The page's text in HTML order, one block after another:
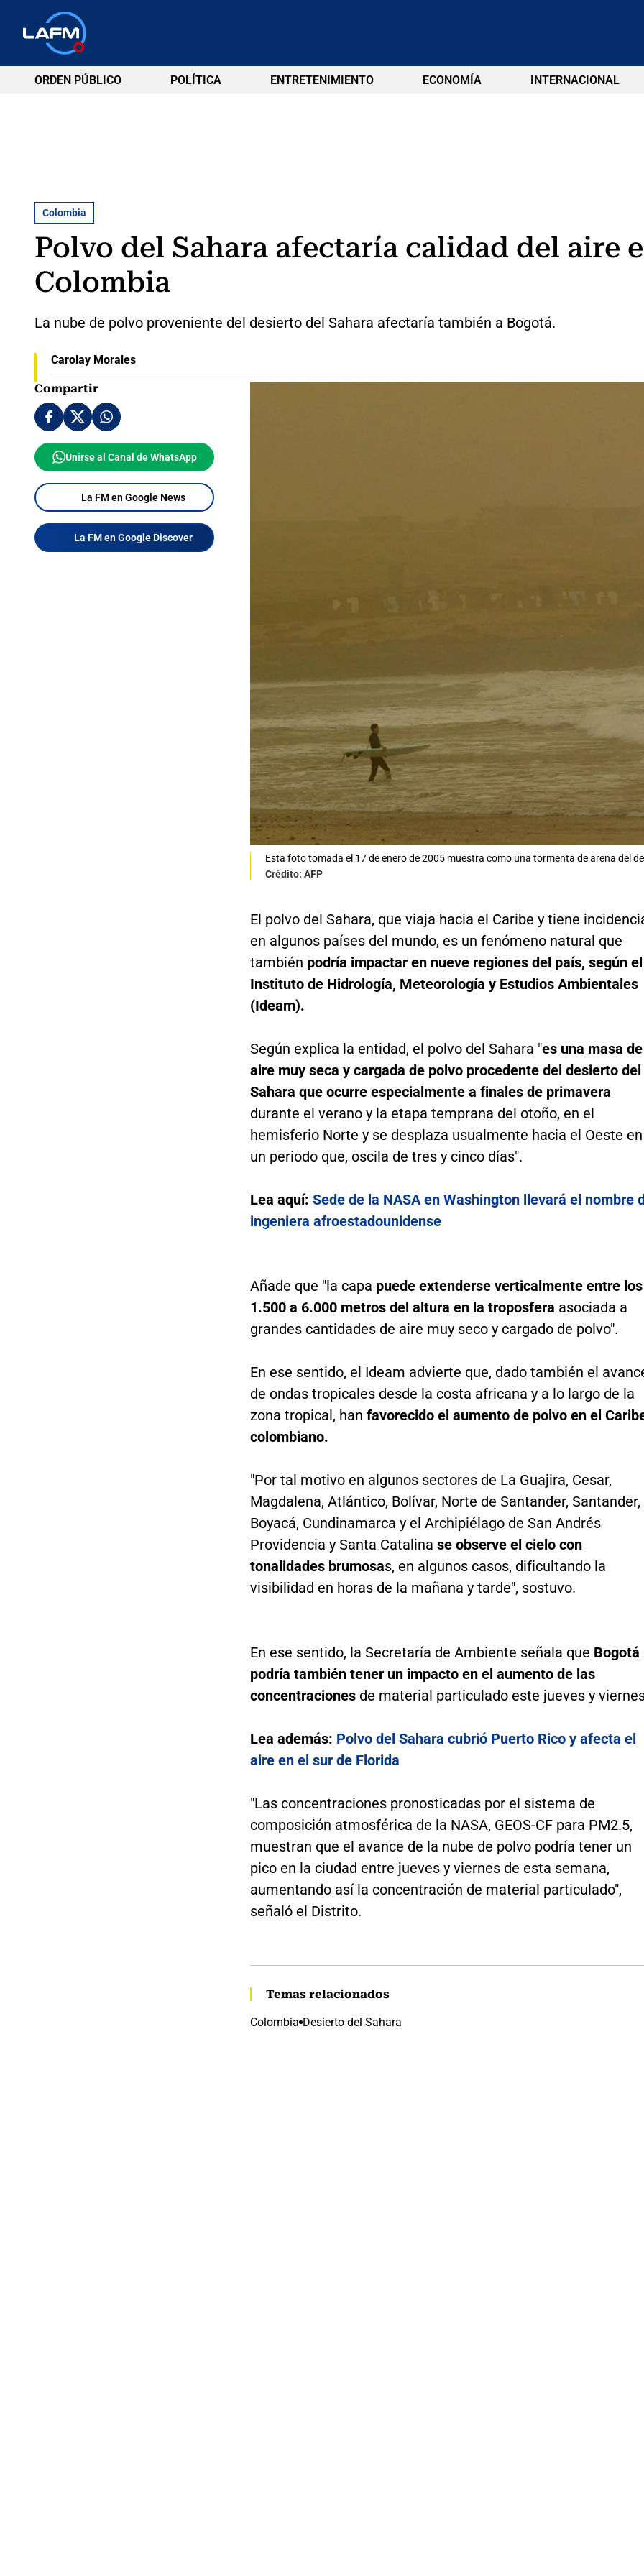
ORDEN PÚBLICO POLÍTICA ENTRETENIMIENTO ECONOMÍA INTERNACIONAL
Colombia
Polvo del Sahara afectaría calidad del aire
Colombia
La nube de polvo proveniente del desierto del Sahara afectaría también a Bogotá.
Carolay Morales
Compartir
Unirse al Canal de WhatsApp
La FM en Google News
La FM en Google Discover
Esta foto tomada el 17 de enero de 2005 muestra como una tormenta de arena del
Crédito: AFP
El polvo del Sahara, que viaja hacia el Caribe y tiene
en algunos países del mundo, es un fenómeno natural que
también podría impactar en nueve regiones del país, según el
Instituto de Hidrología, Meteorología y Estudios Ambientales
(Ideam).
Según explica la entidad, el polvo del Sahara "es una masa de
aire muy seca y cargada de polvo procedente del desierto del
Sahara que ocurre especialmente a finales de primavera
durante el verano y la etapa temprana del otoño, en el
hemisferio Norte y se desplaza usualmente hacia el Oeste en
un periodo que, oscila de tres y cinco días".
Lea aquí: Sede de la NASA en Washington llevará el nombre
ingeniera afroestadounidense
Añade que "la capa puede extenderse verticalmente entre los
1.500 a 6.000 metros del altura en la troposfera asociada a
grandes cantidades de aire muy seco y cargado de polvo".
En ese sentido, el Ideam advierte que, dado también el
de ondas tropicales desde la costa africana y a lo largo de la
zona tropical, han favorecido el aumento de polvo en el
colombiano.
"Por tal motivo en algunos sectores de La Guajira, Cesar,
Magdalena, Atlántico, Bolívar, Norte de Santander, Santander,
Boyacá, Cundinamarca y el Archipiélago de San Andrés
Providencia y Santa Catalina se observe el cielo con
tonalidades brumosas, en algunos casos, dificultando la
visibilidad en horas de la mañana y tarde", sostuvo.
En ese sentido, la Secretaría de Ambiente señala que Bogotá
podría también tener un impacto en el aumento de las
concentracionesde material particulado este jueves y
Lea además: Polvo del Sahara cubrió Puerto Rico y afecta el
aire en el sur de Florida
"Las concentraciones pronosticadas por el sistema de
composición atmosférica de la NASA, GEOS-CF para PM2.5,
muestran que el avance de la nube de polvo podría tener un
pico en la ciudad entre jueves y viernes de esta semana,
aumentando así la concentración de material particulado",
señaló el Distrito.
Temas relacionados
Colombia Desierto del Sahara